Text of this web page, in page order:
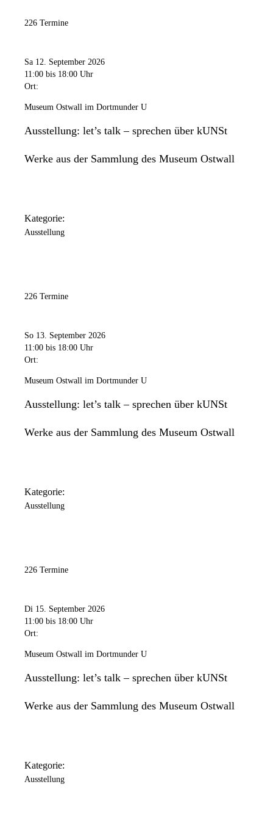
226 Termine
Sa 12. September 2026
11:00 bis 18:00 Uhr
Ort:
Museum Ostwall im Dortmunder U
Ausstellung: let’s talk – sprechen über kUNSt
Werke aus der Sammlung des Museum Ostwall
Kategorie:
Ausstellung
226 Termine
So 13. September 2026
11:00 bis 18:00 Uhr
Ort:
Museum Ostwall im Dortmunder U
Ausstellung: let’s talk – sprechen über kUNSt
Werke aus der Sammlung des Museum Ostwall
Kategorie:
Ausstellung
226 Termine
Di 15. September 2026
11:00 bis 18:00 Uhr
Ort:
Museum Ostwall im Dortmunder U
Ausstellung: let’s talk – sprechen über kUNSt
Werke aus der Sammlung des Museum Ostwall
Kategorie:
Ausstellung